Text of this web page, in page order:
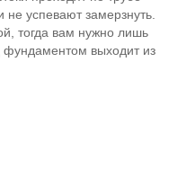
успевают замерзнуть.
тогда вам нужно лишь
фундаментом выходит из